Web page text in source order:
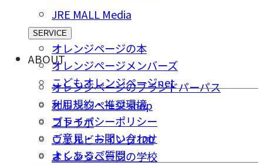
JRE MALL Media
SERVICE
オレンジページの本
オレンジページメンバーズ
こどもオレンジページnet
オレンジページ shop
コトラボ
ウェルビーイング100
オレンジページの学校
ABOUT
オレンジページのブランドパーパス
利用規約・推奨環境
プライバシーポリシー
ご意⾒・お問い合わせ
よくあるご質問